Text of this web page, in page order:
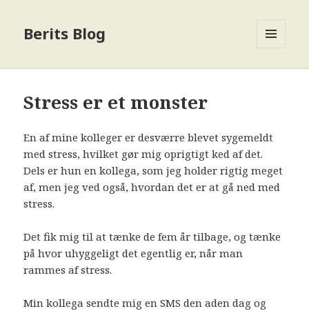
Berits Blog
Stress er et monster
En af mine kolleger er desværre blevet sygemeldt
med stress, hvilket gør mig oprigtigt ked af det.
Dels er hun en kollega, som jeg holder rigtig meget
af, men jeg ved også, hvordan det er at gå ned med
stress.
Det fik mig til at tænke de fem år tilbage, og tænke
på hvor uhyggeligt det egentlig er, når man
rammes af stress.
Min kollega sendte mig en SMS den aden dag og